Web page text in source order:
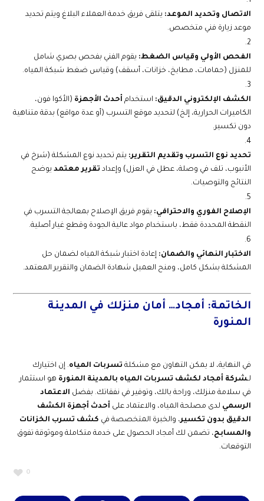
الاتصال وتحديد الموعد: يتلقى فريق خدمة العملاء البلاغ ويتم تحديد
موعد زيارة فني متخصص.
الفحص الأولي وقياس الضغط: يقوم الفني بفحص بصري شامل
للمنزل (حمامات، مطابخ، خزانات، أسقف) وقياس ضغط شبكة المياه.
الكشف الإلكتروني الدقيق: استخدام أحدث الأجهزة (الأكوا فون،
الكاميرات الحرارية، إلخ) لتحديد موقع التسرب (أو عدة مواقع) بدقة متناهية
دون تكسير.
تحديد نوع التسرب وتقديم التقرير: يتم تحديد نوع المشكلة (شرخ في
الأنبوب، تلف في وصلة، عطل في العزل) وإعداد تقرير معتمد يوضح
النتائج والتوصيات.
الإصلاح الفوري والاحترافي: يقوم فريق الإصلاح بمعالجة التسرب في
النقطة المحددة فقط، باستخدام مواد عالية الجودة وقطع غيار أصلية.
الاختبار النهائي والضمان: إعادة اختبار شبكة المياه لضمان حل
المشكلة بشكل كامل، ومنح العميل شهادة الضمان والتقرير المعتمد.
الخاتمة: أمجاد… أمان منزلك في المدينة
المنورة
في النهاية، لا يمكن التهاون مع مشكلة تسربات المياه. إن اختيارك
لـشركة أمجاد لكشف تسربات المياه بالمدينة المنورة هو استثمار
في سلامة منزلك، وراحة بالك، وتوفير في نفقاتك. بفضل الاعتماد
الرسمي لدى مصلحة المياه، والاعتماد على أحدث أجهزة الكشف
الدقيق بدون تكسير، والخبرة المتخصصة في كشف تسرب الخزانات
والمسابح، تضمن لك أمجاد الحصول على خدمة متكاملة وموثوقة تفوق
التوقعات.
0